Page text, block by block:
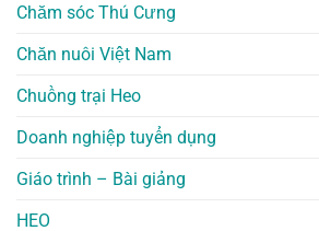
Chăm sóc Thú Cưng
Chăn nuôi Việt Nam
Chuồng trại Heo
Doanh nghiệp tuyển dụng
Giáo trình – Bài giảng
HEO